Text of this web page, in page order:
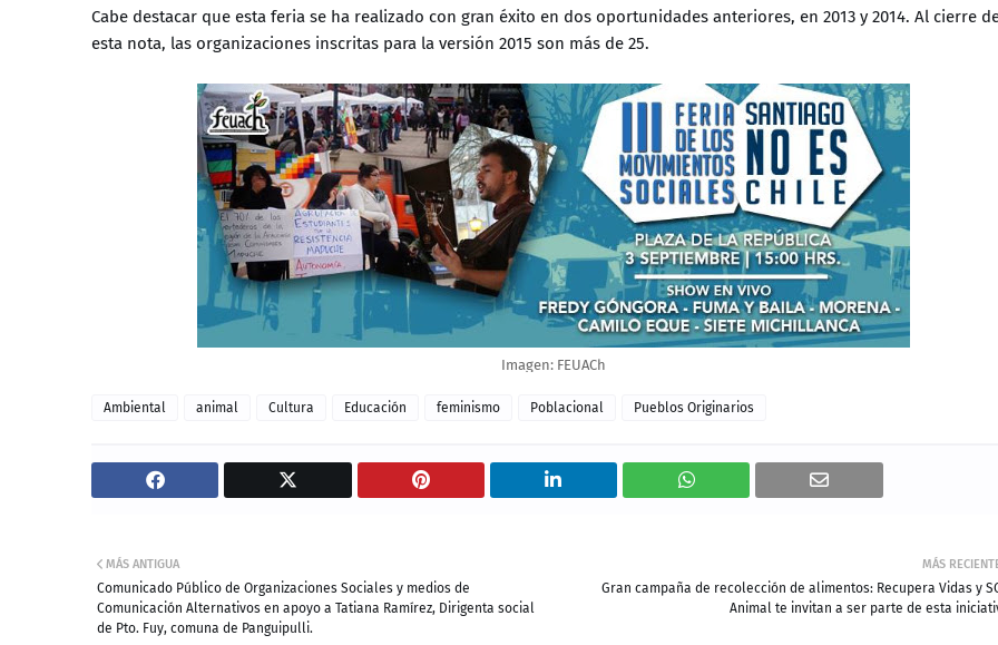
Cabe destacar que esta feria se ha realizado con gran éxito en dos oportunidades anteriores, en 2013 y 2014. Al cierre
esta nota, las organizaciones inscritas para la versión 2015 son más de 25.
Imagen: FEUACh
Ambiental animal Cultura Educación feminismo Poblacional Pueblos Originarios
MÁS
Gran campaña de recolección de alimentos: Recupera Vidas y
Animal te invitan a ser parte de esta
MÁS ANTIGUA
Comunicado Público de Organizaciones Sociales y medios de
Comunicación Alternativos en apoyo a Tatiana Ramírez, Dirigenta social
de Pto. Fuy, comuna de Panguipulli.